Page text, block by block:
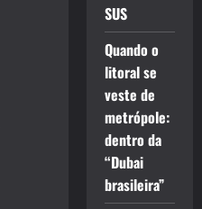
SUS
Quando o
litoral se
veste de
metrópole:
dentro da
“Dubai
brasileira”